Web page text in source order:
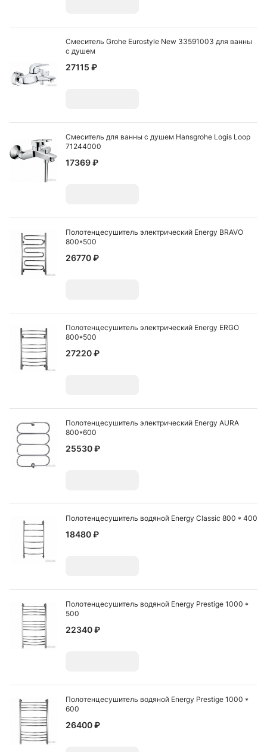
Смеситель Grohe Eurostyle New 33591003 для ванны
с душем
27115 ₽
Смеситель для ванны с душем Hansgrohe Logis Loop
71244000
17369 ₽
Полотенцесушитель электрический Energy BRAVO
800*500
26770 ₽
Полотенцесушитель электрический Energy ERGO
800*500
27220 ₽
Полотенцесушитель электрический Energy AURA
800*600
25530 ₽
Полотенцесушитель водяной Energy Classic 800 * 400
18480 ₽
Полотенцесушитель водяной Energy Prestige 1000 *
500
22340 ₽
Полотенцесушитель водяной Energy Prestige 1000 *
600
26400 ₽